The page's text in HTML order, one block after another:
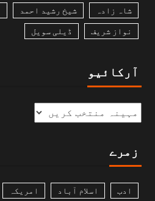
شاہ زادہ شیخ رشید احمد
نواز شریف ڈیلی سویل
آرکائیو
زمرے
ادب اسلام آباد امریکہ